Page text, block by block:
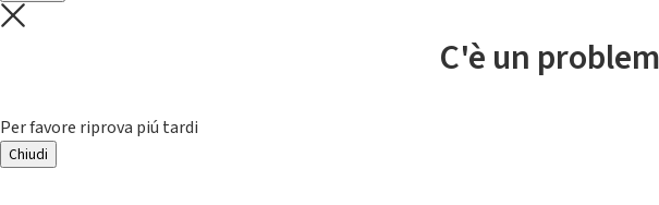
C'è un
Per favore riprova piú tardi
Chiudi